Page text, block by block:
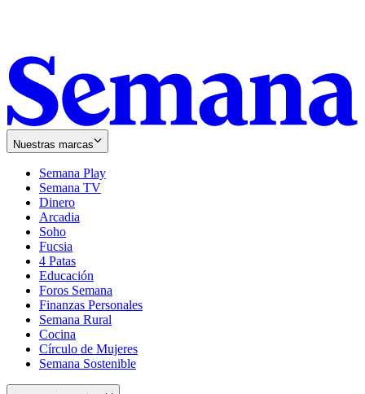
Nuestras marcas
Semana Play
Semana TV
Dinero
Arcadia
Soho
in
new
window
Fucsia
in
new
window
4 Patas
Educación
Foros Semana
Finanzas Personales
Semana Rural
Cocina
Círculo de Mujeres
Semana Sostenible